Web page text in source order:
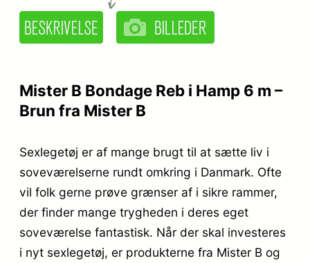
Mister B Bondage Reb i Hamp 6 m –
Brun fra Mister B
Sexlegetøj er af mange brugt til at sætte liv i
soveværelserne rundt omkring i Danmark. Ofte
vil folk gerne prøve grænser af i sikre rammer,
der finder mange trygheden i deres eget
soveværelse fantastisk. Når der skal investeres
i nyt sexlegetøj, er produkterne fra Mister B og